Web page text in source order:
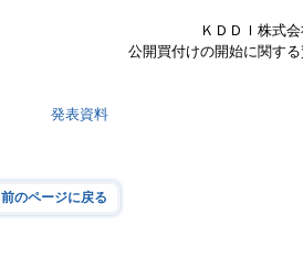
ＫＤＤＩ株式
公開買付けの開始に関す
発表資料
前のページに戻る